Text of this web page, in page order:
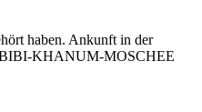
haben. Ankunft in der
BIBI-KHANUM-MOSCHEE